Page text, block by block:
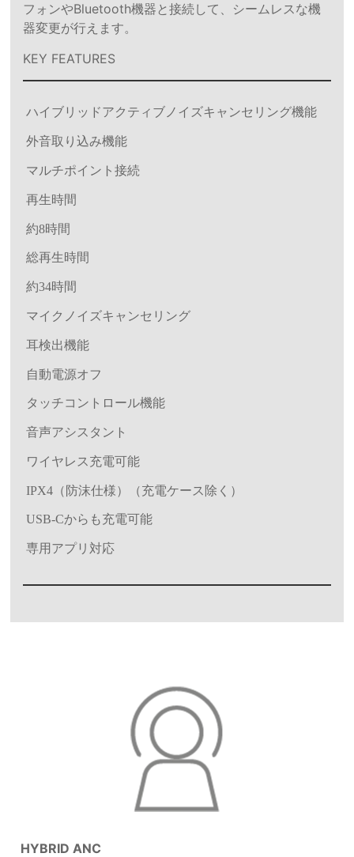
フォンやBluetooth機器と接続して、シームレスな機
器変更が行えます。
KEY FEATURES
ハイブリッドアクティブノイズキャンセリング機能
外音取り込み機能
マルチポイント接続
再生時間
約8時間
総再生時間
約34時間
マイクノイズキャンセリング
耳検出機能
自動電源オフ
タッチコントロール機能
音声アシスタント
ワイヤレス充電可能
IPX4（防沫仕様）（充電ケース除く）
USB-Cからも充電可能
専用アプリ対応
HYBRID ANC